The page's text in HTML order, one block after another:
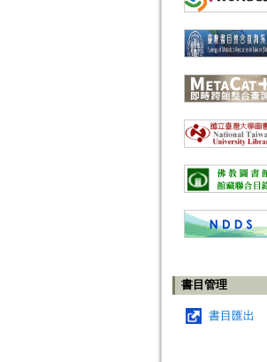
書目管理
書目匯出